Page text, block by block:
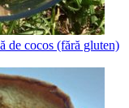
de cocos (fără gluten)